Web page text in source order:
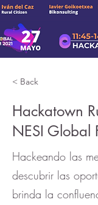
< Back
Hackatown
NESI Global
Hackeando las
descubrir las
brinda la